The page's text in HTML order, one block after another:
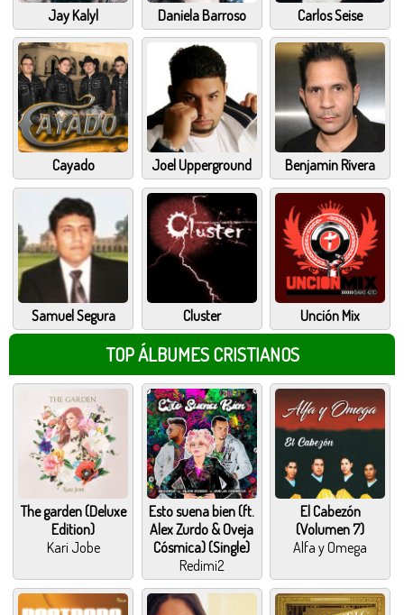
Jay Kalyl Daniela Barroso Carlos Seise
Cayado Joel Upperground Benjamin Rivera
Samuel Segura Cluster Unción Mix
TOP ÁLBUMES CRISTIANOS
The garden (Deluxe
Edition)
Kari Jobe
Esto suena bien (ft.
Alex Zurdo & Oveja
Cósmica) (Single)
Redimi2
El Cabezón
(Volumen 7)
Alfa y Omega